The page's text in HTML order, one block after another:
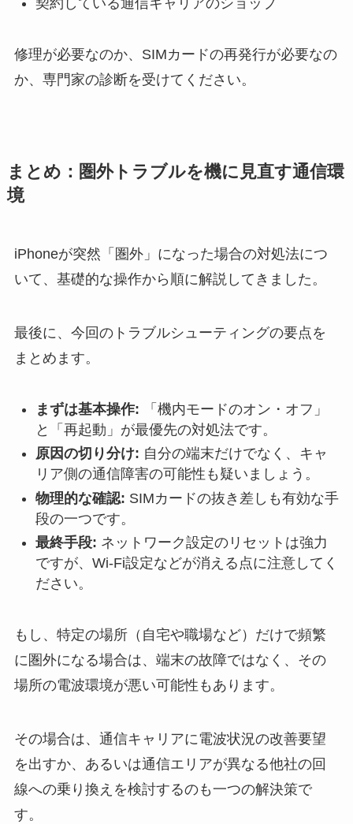
契約している通信キャリアのショップ
修理が必要なのか、SIMカードの再発行が必要なの
か、専門家の診断を受けてください。
まとめ：圏外トラブルを機に見直す通信環
境
iPhoneが突然「圏外」になった場合の対処法につ
いて、基礎的な操作から順に解説してきました。
最後に、今回のトラブルシューティングの要点を
まとめます。
まずは基本操作: 「機内モードのオン・オフ」
と「再起動」が最優先の対処法です。
原因の切り分け: 自分の端末だけでなく、キャ
リア側の通信障害の可能性も疑いましょう。
物理的な確認: SIMカードの抜き差しも有効な手
段の一つです。
最終手段: ネットワーク設定のリセットは強力
ですが、Wi-Fi設定などが消える点に注意してく
ださい。
もし、特定の場所（自宅や職場など）だけで頻繁
に圏外になる場合は、端末の故障ではなく、その
場所の電波環境が悪い可能性もあります。
その場合は、通信キャリアに電波状況の改善要望
を出すか、あるいは通信エリアが異なる他社の回
線への乗り換えを検討するのも一つの解決策で
す。